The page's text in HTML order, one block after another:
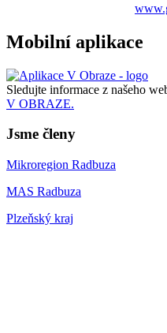
Mobilní aplikace
Sledujte informace z našeho
V OBRAZE.
Jsme členy
Mikroregion Radbuza
MAS Radbuza
Plzeňský kraj